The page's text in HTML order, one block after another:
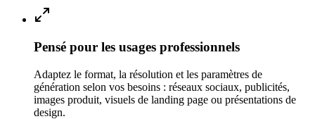
Pensé pour les usages professionnels
Adaptez le format, la résolution et les paramètres de
génération selon vos besoins : réseaux sociaux, publicités,
images produit, visuels de landing page ou présentations de
design.